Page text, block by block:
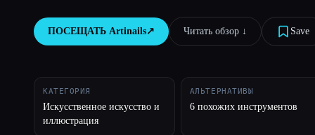
ПОСЕЩАТЬ Artinails↗︎ Читать обзор ↓︎ Save
КАТЕГОРИЯ
Искусственное искусство и
иллюстрация
АЛЬТЕРНАТИВЫ
6 похожих инструментов